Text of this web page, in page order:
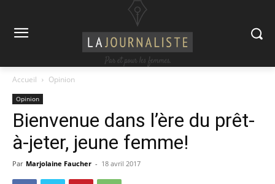
Accueil Opinion
Opinion
Bienvenue dans l’ère du prêt-
à-jeter, jeune femme!
Par Marjolaine Faucher - 18 avril 2017